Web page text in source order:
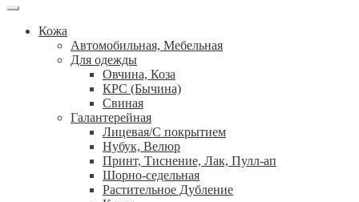
Кожа
Автомобильная, Мебельная
Для одежды
Овчина, Коза
КРС (Бычина)
Свиная
Галантерейная
Лицевая/С покрытием
Нубук, Велюр
Принт, Тиснение, Лак, Пулл-ап
Шорно-седельная
Растительное Дубление